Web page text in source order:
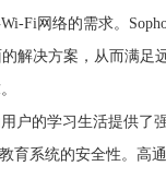
Fi网络的需求。
解决方案，从而满足
的学习生活提供了
育系统的安全性。高